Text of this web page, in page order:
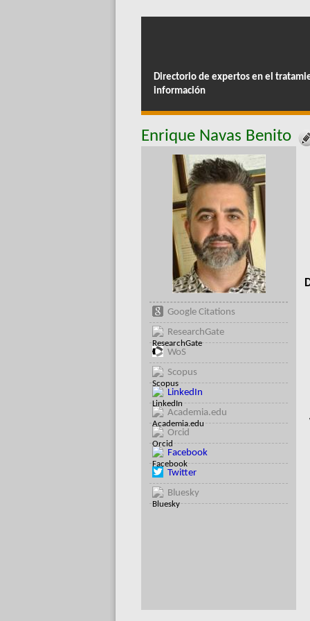
Directorio de expertos en el
información
Enrique Navas Benito
Google Citations
ResearchGate
WoS
Scopus
LinkedIn
Academia.edu
Orcid
Facebook
Twitter
Bluesky